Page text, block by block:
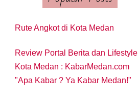
Rute Angkot di Kota Medan
Review Portal Berita dan Lifestyle
Kota Medan : KabarMedan.com
"Apa Kabar ? Ya Kabar Medan!"